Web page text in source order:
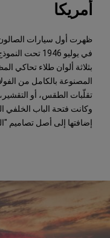
أمريكا
ظهرت أول سيارات الصالون
بثلاثة ألوان طلاء تحاكي
المصنوعة بالكامل من
تقلّبات الطقس، أو
وكانت فتحة الباب الخلفي
إضافتها إلى أصل تصاميم